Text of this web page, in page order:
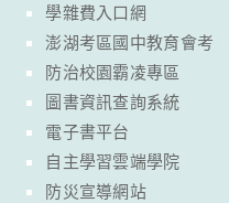
學雜費入口網
澎湖考區國中教育會考
防治校園霸凌專區
圖書資訊查詢系統
電子書平台
自主學習雲端學院
防災宣導網站